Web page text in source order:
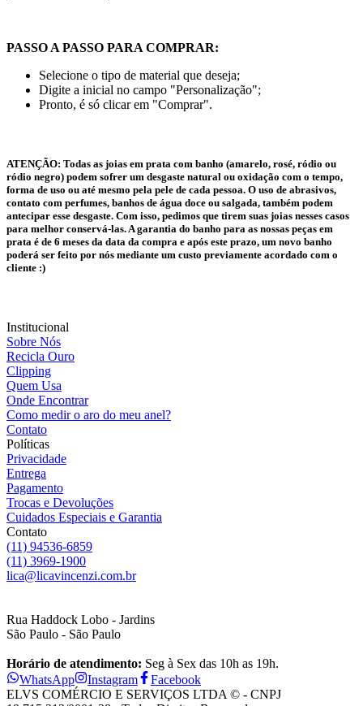
PASSO A PASSO PARA COMPRAR:
Selecione o tipo de material que deseja;
Digite a inicial no campo "Personalização";
Pronto, é só clicar em "Comprar".
ATENÇÃO: Todas as joias em prata com banho (amarelo, rosé, ródio ou
ródio negro) podem sofrer um desgaste natural ou oxidação com o tempo,
forma de uso ou até mesmo pela pele de cada pessoa. O uso de abrasivos,
contato com perfumes, banhos de água doce ou salgada, também podem
antecipar esse desgaste. Com isso, pedimos que tirem suas joias nesses casos
para melhor conservá-las. A garantia do banho para as nossas peças em
prata é de 6 meses da data da compra e após este prazo, um novo banho
poderá ser feito por nós mediante um custo previamente acordado com o
cliente :)
Institucional
Sobre Nós
Recicla Ouro
Clipping
Quem Usa
Onde Encontrar
Como medir o aro do meu anel?
Contato
Políticas
Privacidade
Entrega
Pagamento
Trocas e Devoluções
Cuidados Especiais e Garantia
Contato
(11) 94536-6859
(11) 3969-1900
lica@licavincenzi.com.br
Rua Haddock Lobo - Jardins
São Paulo - São Paulo
Horário de atendimento: Seg à Sex das 10h as 19h.
WhatsApp
Instagram
Facebook
ELVS COMÉRCIO E SERVIÇOS LTDA © - CNPJ